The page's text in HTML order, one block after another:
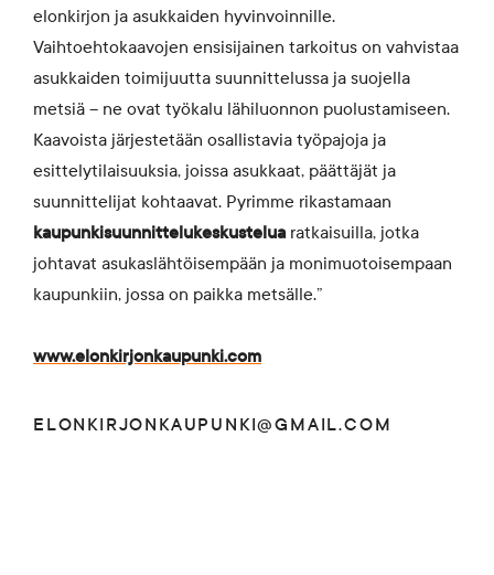
elonkirjon ja asukkaiden hyvinvoinnille.
Vaihtoehtokaavojen ensisijainen tarkoitus on vahvistaa
asukkaiden toimijuutta suunnittelussa ja suojella
metsiä – ne ovat työkalu lähiluonnon puolustamiseen.
Kaavoista järjestetään osallistavia työpajoja ja
esittelytilaisuuksia, joissa asukkaat, päättäjät ja
suunnittelijat kohtaavat. Pyrimme rikastamaan
kaupunkisuunnittelukeskusteluaratkaisuilla, jotka
johtavat asukaslähtöisempään ja monimuotoisempaan
kaupunkiin, jossa on paikka metsälle.”
www.elonkirjonkaupunki.com
ELONKIRJONKAUPUNKI@GMAIL.COM